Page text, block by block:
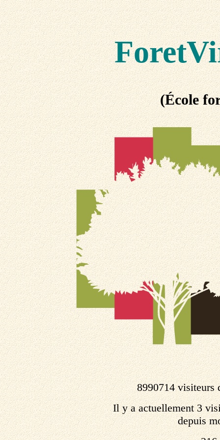
(École
8990714 visiteurs
Il y a actuellement 3
depuis